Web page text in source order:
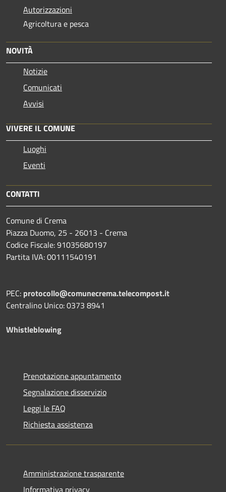
Autorizzazioni
Agricoltura e pesca
NOVITÀ
Notizie
Comunicati
Avvisi
VIVERE IL COMUNE
Luoghi
Eventi
CONTATTI
Comune di Crema
Piazza Duomo, 25 - 26013 - Crema
Codice Fiscale: 91035680197
Partita IVA: 00111540191
PEC: protocollo@comunecrema.telecompost.it
Centralino Unico: 0373 8941
Whistleblowing
Prenotazione appuntamento
Segnalazione disservizio
Leggi le FAQ
Richiesta assistenza
Amministrazione trasparente
Informativa privacy